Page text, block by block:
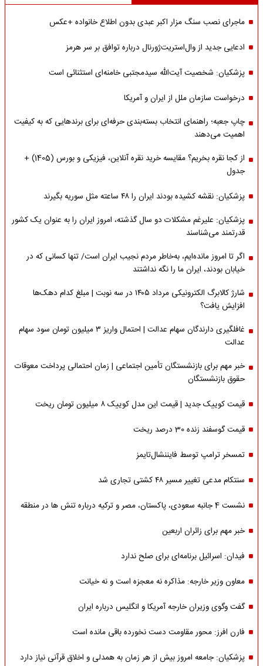
ماجرای نصب سنگ مزار اکبر عبدی بدون اطلاع خانواده +عکس
ادعایی جدید از وال‌استریت‌ژورنال درباره توافق بر سر هرمز
پزشکیان: شخصیت آیت‌الله سیدمجتبی خامنه‌ای استثنائی است
درخواست سازمان ملل از ایران و آمریکا
چاپ جعبه؛ راهنمای انتخاب بسته‌بندی حرفه‌ای برای برندهایی که به کیفیت
اهمیت می‌دهند
از کجا نقره بخریم؟ مقایسه خرید نقره آنلاین، فیزیکی و بورس (1405) +
جدول
پزشکیان: نقشه کشیده بودند ایران را ۴۸ ساعته مثل سوریه بگیرند
پزشکیان: علیرغم مشکلات دو سال گذشته، امروز ایران را به عنوان یک کشور
قدرتمند می‌شناسند
اگر تا امروز مانده‌ایم، به‌خاطر مردم نجیب ایران است/ تنها کسانی که در
خیابان بودند، ایران ما را نگه نداشتند
شارژ کالابرگ الکترونیکی مرداد ۱۴۰۵ در سه نوبت | مبلغ کدام دهک‌ها
افزایش یافت؟
غافلگیری دارندگان سهام عدالت | احتمال واریز ۳ میلیون تومان سود سهام
عدالت
خبر مهم برای بازنشستگان تأمین اجتماعی | زمان احتمالی پرداخت معوقات
حقوق بازنشستگان
قیمت کوییک جدید | قیمت این مدل کوییک ۸ میلیون تومان ریخت
قیمت گوسفند زنده 30 درصد ریخت
تمسخر ترامپ توسط فایننشال‌تایمز
سنتکام مدعی تغییر مسیر ۴۸ کشتی تجاری شد
نشست 4 جانبه سعودی، پاکستان، مصر و ترکیه درباره تنش ها در منطقه
خبر مهم برای زائران اربعین
فیدان: اسرائیل برنامه‌ای برای صلح ندارد
معاون وزیر خارجه: مذاکره نه معجزه است و نه خیانت
گفت وگوی وزیران خارجه آمریکا و انگلیس درباره ایران
فارن افرز: محور مقاومت دست نخورده باقی مانده است
پزشکیان: جامعه امروز بیش از هر زمان به همدلی و اخلاق قرآنی نیاز دارد